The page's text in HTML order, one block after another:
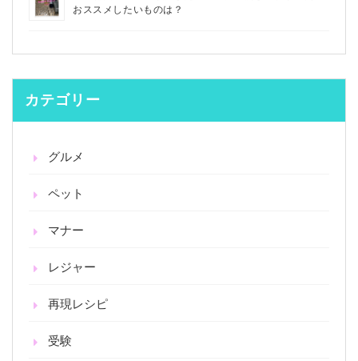
おススメしたいものは？
カテゴリー
グルメ
ペット
マナー
レジャー
再現レシピ
受験